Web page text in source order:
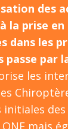
des
la prise en
dans les
passe par
les
des
mais